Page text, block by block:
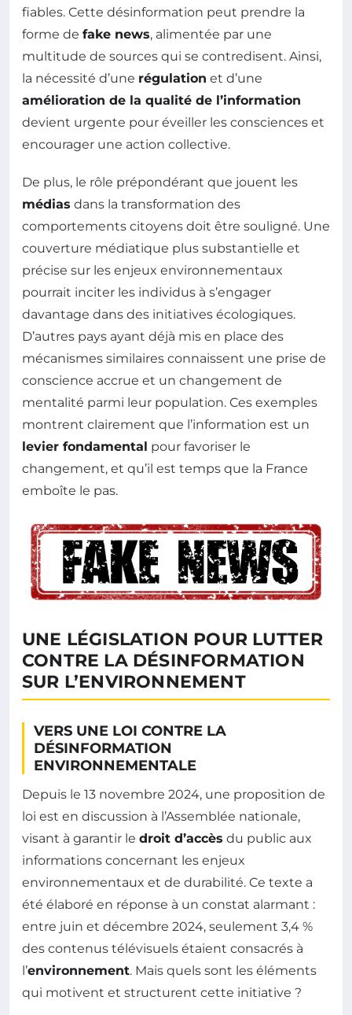
fiables. Cette désinformation peut prendre la
forme de fake news, alimentée par une
multitude de sources qui se contredisent. Ainsi,
la nécessité d’une régulation et d’une
amélioration de la qualité de l’information
devient urgente pour éveiller les consciences et
encourager une action collective.
De plus, le rôle prépondérant que jouent les
médias dans la transformation des
comportements citoyens doit être souligné. Une
couverture médiatique plus substantielle et
précise sur les enjeux environnementaux
pourrait inciter les individus à s’engager
davantage dans des initiatives écologiques.
D’autres pays ayant déjà mis en place des
mécanismes similaires connaissent une prise de
conscience accrue et un changement de
mentalité parmi leur population. Ces exemples
montrent clairement que l’information est un
levier fondamental pour favoriser le
changement, et qu’il est temps que la France
emboîte le pas.
UNE LÉGISLATION POUR LUTTER
CONTRE LA DÉSINFORMATION
SUR L’ENVIRONNEMENT
VERS UNE LOI CONTRE LA
DÉSINFORMATION
ENVIRONNEMENTALE
Depuis le 13 novembre 2024, une proposition de
loi est en discussion à l’Assemblée nationale,
visant à garantir le droit d’accès du public aux
informations concernant les enjeux
environnementaux et de durabilité. Ce texte a
été élaboré en réponse à un constat alarmant :
entre juin et décembre 2024, seulement 3,4 %
des contenus télévisuels étaient consacrés à
l’environnement. Mais quels sont les éléments
qui motivent et structurent cette initiative ?